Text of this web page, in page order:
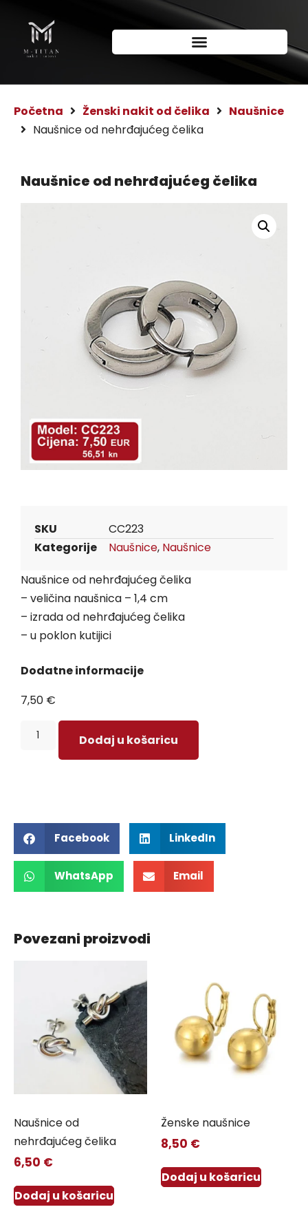
Početna Ženski nakit od čelika Naušnice
Naušnice od nehrđajućeg čelika
Naušnice od nehrđajućeg čelika
SKU CC223
Kategorije Naušnice, Naušnice
Naušnice od nehrđajućeg čelika
– veličina naušnica – 1,4 cm
– izrada od nehrđajućeg čelika
– u poklon kutijici
Dodatne informacije
7,50 €
Dodaj u košaricu
Facebook LinkedIn
WhatsApp Email
Povezani proizvodi
Naušnice od
nehrđajućeg čelika
6,50 €
Dodaj u košaricu
Ženske naušnice
8,50 €
Dodaj u košaricu